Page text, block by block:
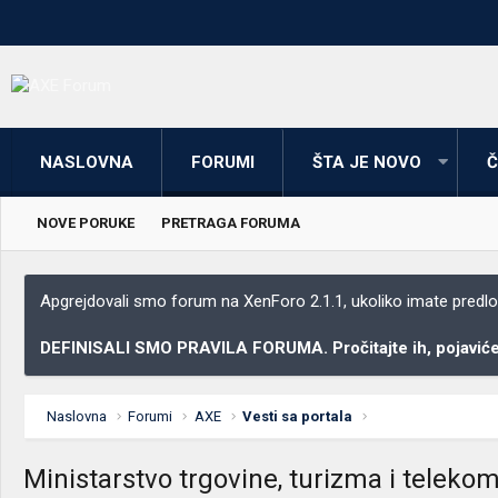
NASLOVNA FORUMI ŠTA JE NOVO
NOVE PORUKE PRETRAGA FORUMA
Apgrejdovali smo forum na XenForo 2.1.1, ukoliko imate
DEFINISALI SMO PRAVILA FORUMA. Pročitajte ih,
Naslovna Forumi AXE Vesti sa portala
Ministarstvo trgovine, turizma i